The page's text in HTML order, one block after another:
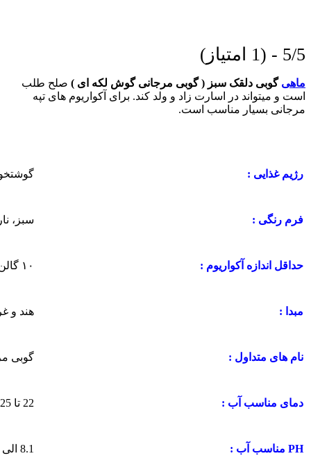
5/5 - (1 امتیاز)
ماهی گوبی دلقک سبز ( گوبی مرجانی گوش لکه ای ) صلح طلب
است و میتواند در اسارت زاد و ولد کند. برای آکواریوم های تپه
مرجانی بسیار مناسب است.
رژیم غذایی :
فرم رنگی : سبز،
حداقل اندازه آکواریوم : ۱۰ گالن معادل ۳۸ لیتر
مبدا : هند و
نام های متداول : گوبی
دمای مناسب آب : 22 تا 25 درجه سانتی گراد
PH مناسب آب : 8.1 الی 8.4